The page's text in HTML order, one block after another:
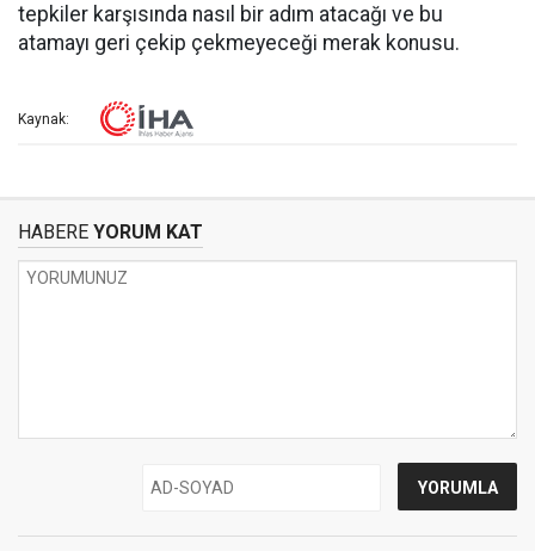
tepkiler karşısında nasıl bir adım atacağı ve bu
atamayı geri çekip çekmeyeceği merak konusu.
Kaynak:
HABERE YORUM KAT